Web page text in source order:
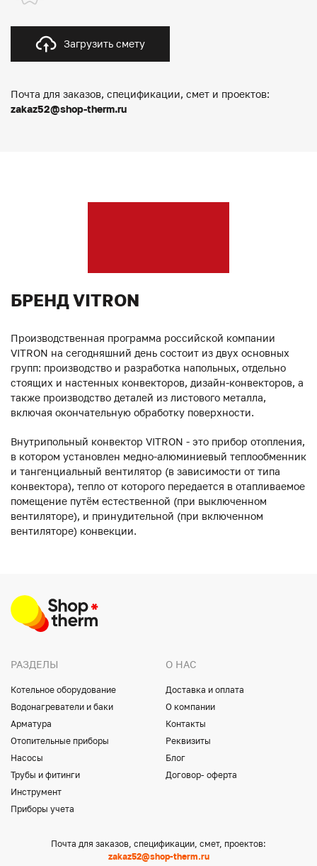
Загрузить смету
Почта для заказов, спецификации, смет и проектов:
zakaz52@shop-therm.ru
БРЕНД VITRON
Производственная программа российской компании
VITRON на сегодняшний день состоит из двух основных
групп: производство и разработка напольных, отдельно
стоящих и настенных конвекторов, дизайн-конвекторов, а
также производство деталей из листового металла,
включая окончательную обработку поверхности.
Внутрипольный конвектор VITRON - это прибор отопления,
в котором установлен медно-алюминиевый теплообменник
и тангенциальный вентилятор (в зависимости от типа
конвектора), тепло от которого передается в отапливаемое
помещение путём естественной (при выключенном
вентиляторе), и принудительной (при включенном
вентиляторе) конвекции.
РАЗДЕЛЫ
Котельное оборудование
Водонагреватели и баки
Арматура
Отопительные приборы
Насосы
Трубы и фитинги
Инструмент
Приборы учета
О НАС
Доставка и оплата
О компании
Контакты
Реквизиты
Блог
Договор- оферта
Почта для заказов, спецификации, смет, проектов:
zakaz52@shop-therm.ru